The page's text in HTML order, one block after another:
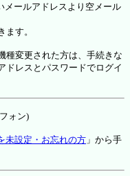
メールアドレスより空メール
す。
種変更された方は、手続きな
ドレスとパスワードでログイ
ォン)
未設定・お忘れの方 」から手